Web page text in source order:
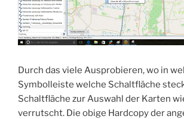
Durch das viele Ausprobieren, wo in
Symbolleiste welche Schaltfläche
Schaltfläche zur Auswahl der Karten
verrutscht. Die obige Hardcopy der